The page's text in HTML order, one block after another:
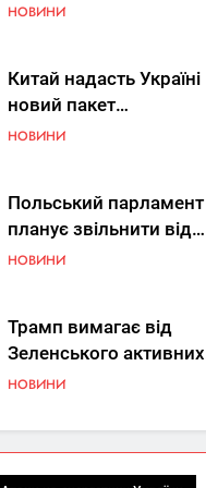
Україна знову у фокусі
НОВИНИ
Китай надасть Україні
новий пакет
енергетичної допомоги
НОВИНИ
Польський парламент
планує звільнити від
покарання
НОВИНИ
Трамп вимагає від
Зеленського активних
кроків у мирному
НОВИНИ
КМДА заявила про
параліч